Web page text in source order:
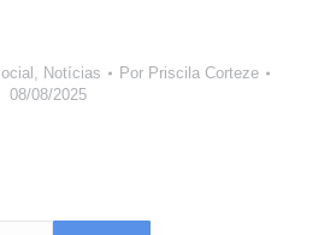
, Notícias Por Priscila Corteze
08/08/2025